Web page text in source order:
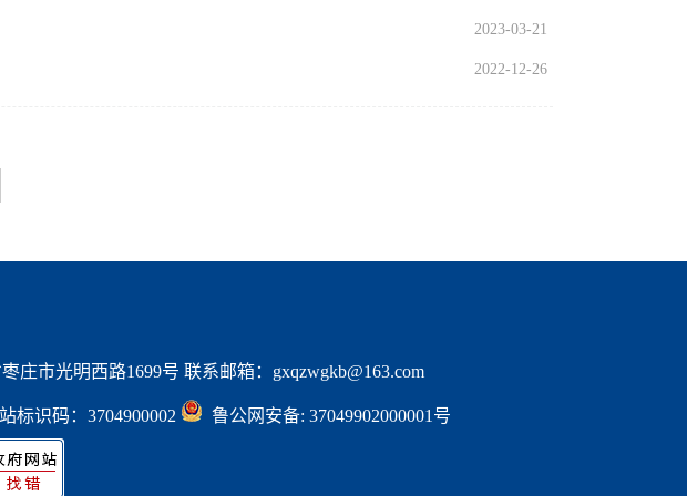
2023-03-21
2022-12-26
庄市光明西路1699号 联系邮箱：gxqzwgkb@163.com
标识码：3704900002
  鲁公网安备: 37049902000001号